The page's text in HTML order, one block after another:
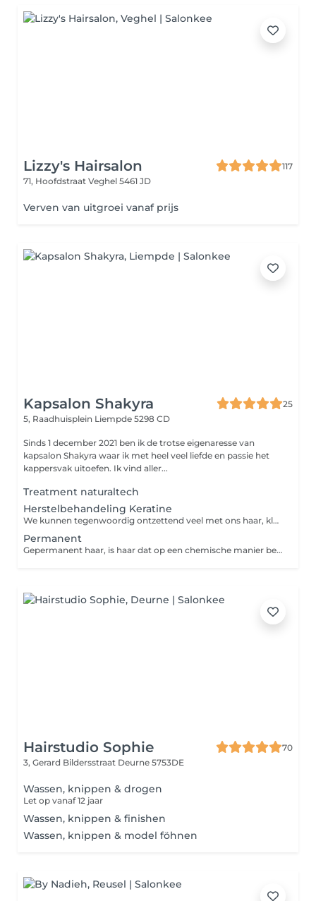
Lizzy's Hairsalon
117
71, Hoofdstraat Veghel 5461 JD
Verven van uitgroei vanaf prijs
Kapsalon Shakyra
25
5, Raadhuisplein Liempde 5298 CD
Sinds 1 december 2021 ben ik de trotse eigenaresse van
kapsalon Shakyra waar ik met heel veel liefde en passie het
kappersvak uitoefen. Ik vind aller...
Treatment naturaltech
Herstelbehandeling Keratine
We kunnen tegenwoordig ontzettend veel met ons haar, kleuren, permanenten, stijlen ect. Soms kan het hierdoor zijn dat je haar even wat extra liefde nodig heeft. Dit kunnen we geven door middel van een voedende behandeling die in verschillende stappen uitgevoerd wordt, oftewel de keratine behandeling. Deze behandeling is inclusief wassen en drogen.
Permanent
Gepermanent haar, is haar dat op een chemische manier behandeld is om extra volume te creëren en krullen te geven aan het haar. Permanenten bestaat uit twee onderdelen, het haar rollen en het aanbrengen van vloeistoffen. De permanentvloeistof breekt zwavelverbindingen in het haar en vormt het haar om.
Hairstudio Sophie
70
3, Gerard Bildersstraat Deurne 5753DE
Wassen, knippen & drogen
Let op vanaf 12 jaar
Wassen, knippen & finishen
Wassen, knippen & model föhnen